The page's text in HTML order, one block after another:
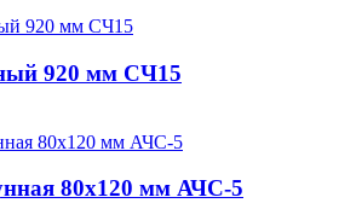
920 мм СЧ15
80x120 мм АЧС-5